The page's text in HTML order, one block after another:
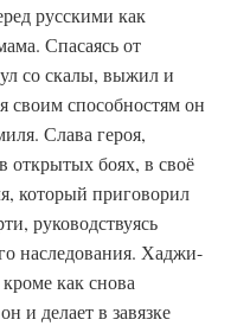
русскими как
Спасаясь от
со скалы, выжил и
своим способностям он
Слава героя,
открытых боях, в своё
который приговорил
руководствуясь
наследования. Хаджи-
как снова
и делает в завязке